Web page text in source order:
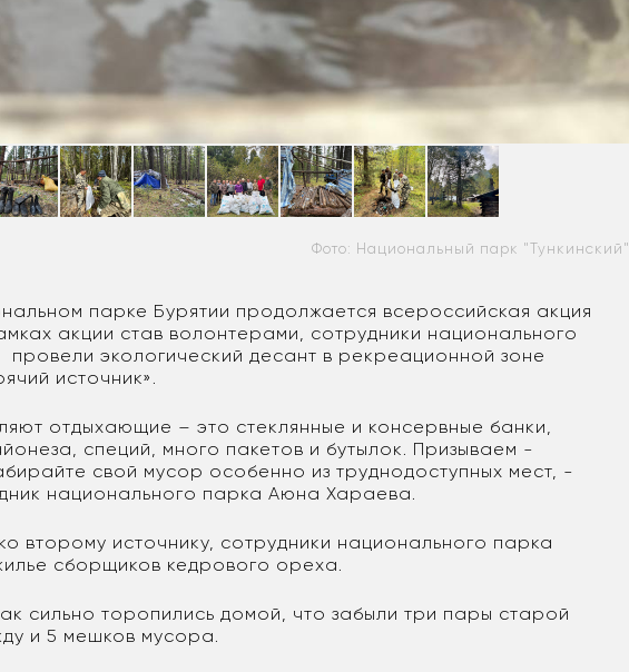
Фото: Национальный парк "Тункинский"
парке Бурятии продолжается всероссийская акция
акции став волонтерами, сотрудники национального
провели экологический десант в рекреационной зоне
источник».
отдыхающие – это стеклянные и консервные банки,
специй, много пакетов и бутылок. Призываем -
свой мусор особенно из труднодоступных мест, -
национального парка Аюна Хараева.
второму источнику, сотрудники национального парка
сборщиков кедрового ореха.
сильно торопились домой, что забыли три пары старой
и 5 мешков мусора.